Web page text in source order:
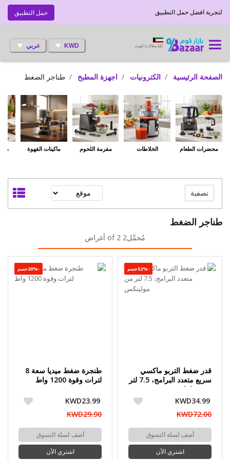
حمل التطبيق لتجربة افضل حمل التطبيق
KWD عربي كلنا معاك يا كويت
الصفحة الرئيسية الكترونيات اجهزة المطبخ طناجر الضغط
محضرات الطعام الخلاطات مفرمة اللحوم ماكينات القهوة
طناجر الضغط
مُحمَّل2 of 2 أغراض
-52%حسم
قدر ضغط التربو ماكسي
سريع متعدد البرامج، 7.5 لتر
من مولينكس
KWD34.99
KWD72.00
أضف لسلة التسوق
اشتري الآن
-20%حسم
طنجرة ضغط ميديا سعة 8
لترات وقوة 1200 واط
KWD23.99
KWD29.90
أضف لسلة التسوق
اشتري الآن
تصفية